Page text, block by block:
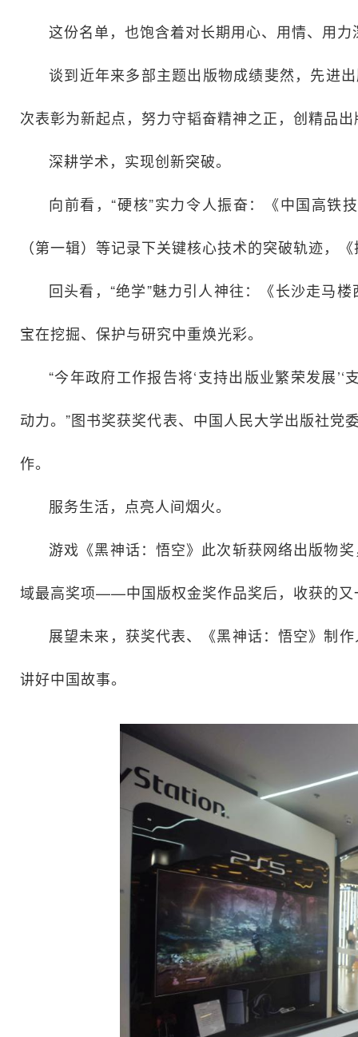
这份名单，也饱含着对长期用心、用情、用
谈到近年来多部主题出版物成绩斐然，先进
次表彰为新起点，努力守韬奋精神之正，创精品
深耕学术，实现创新突破。
向前看，“硬核”实力令人振奋：《中国高铁
（第一辑）等记录下关键核心技术的突破轨迹，
回头看，“绝学”魅力引人神往：《长沙走马
宝在挖掘、保护与研究中重焕光彩。
“今年政府工作报告将‘支持出版业繁荣发展
动力。”图书奖获奖代表、中国人民大学出版社党
作。
服务生活，点亮人间烟火。
游戏《黑神话：悟空》此次斩获网络出版物
域最高奖项——中国版权金奖作品奖后，收获的又
展望未来，获奖代表、《黑神话：悟空》制
讲好中国故事。